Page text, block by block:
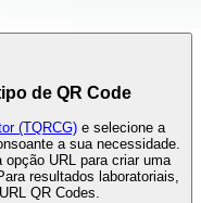
de QR Code
(TQRCG) e selecione a
a sua necessidade.
URL para criar uma
resultados laboratoriais,
QR Codes.